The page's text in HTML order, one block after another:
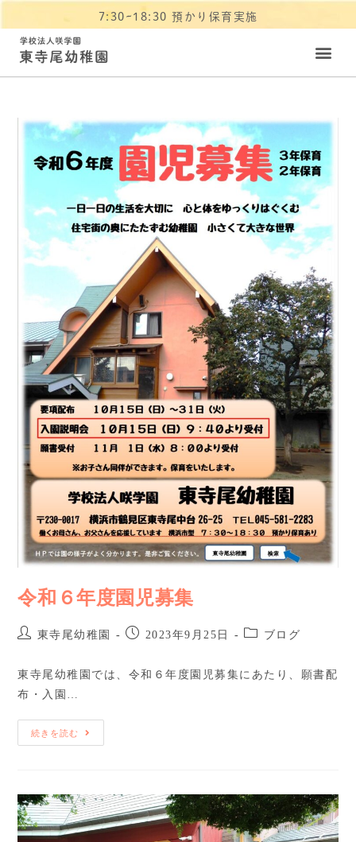
7:30~18:30 預かり保育実施
令和６年度園児募集
東寺尾幼稚園 2023年9月25日 ブログ
東寺尾幼稚園では、令和６年度園児募集にあたり、願書配
布・入園…
続きを読む